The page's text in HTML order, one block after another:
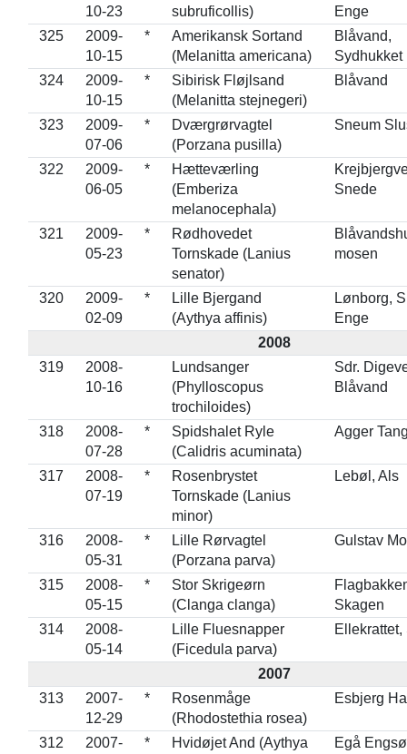
10-23
subruficollis)
Enge
325
2009-
10-15
*
Amerikansk Sortand
(Melanitta americana)
Blåvand,
Sydhukket
324
2009-
10-15
*
Sibirisk Fløjlsand
(Melanitta stejnegeri)
Blåvand
323
2009-
07-06
*
Dværgrørvagtel
(Porzana pusilla)
Sneum
322
2009-
06-05
*
Hætteværling
(Emberiza
melanocephala)
Snede
321
2009-
05-23
*
Rødhovedet
Tornskade (Lanius
senator)
mosen
320
2009-
02-09
*
Lille Bjergand
(Aythya affinis)
Lønborg,
Enge
2008
319
2008-
10-16
Lundsanger
(Phylloscopus
trochiloides)
Sdr.
Blåvand
318
2008-
07-28
*
Spidshalet Ryle
(Calidris acuminata)
Agger
317
2008-
07-19
*
Rosenbrystet
Tornskade (Lanius
minor)
Lebøl, Als
316
2008-
05-31
*
Lille Rørvagtel
(Porzana parva)
Gulstav
315
2008-
05-15
*
Stor Skrigeørn
(Clanga clanga)
Skagen
314
2008-
05-14
Lille Fluesnapper
(Ficedula parva)
Ellekrattet,
2007
313
2007-
12-29
*
Rosenmåge
(Rhodostethia rosea)
Esbjerg
312
2007-
*
Hvidøjet And (Aythya
Egå Engsø